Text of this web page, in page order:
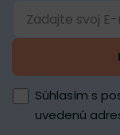
Súhlasím s
uvedenú